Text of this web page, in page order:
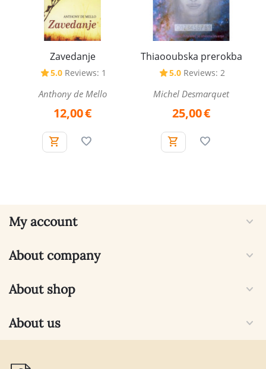
Zavedanje
5.0 Reviews: 1
Anthony de Mello
12,00€
Thiaooubska prerokba
5.0 Reviews: 2
Michel Desmarquet
25,00€
My account
About company
About shop
About us